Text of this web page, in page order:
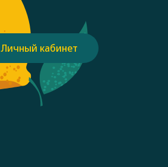
Личный кабинет